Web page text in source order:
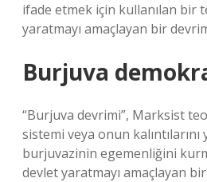
ifade etmek için kullanılan bir
yaratmayı amaçlayan bir
Burjuva
“Burjuva devrimi”, Marksist
sistemi veya onun kalıntılarını
burjuvazinin egemenliğini
devlet yaratmayı amaçlayan